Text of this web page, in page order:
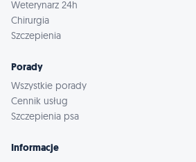
Weterynarz 24h
Chirurgia
Szczepienia
Porady
Wszystkie porady
Cennik usług
Szczepienia psa
Informacje